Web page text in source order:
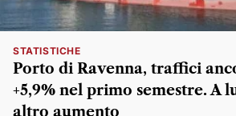
STATISTICHE
Porto di Ravenna, traffici
+5,9% nel primo semestre. A
altro aumento